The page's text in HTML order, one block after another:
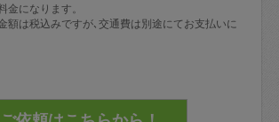
になります。
額は税込みですが､交通費は別途にてお支払いに